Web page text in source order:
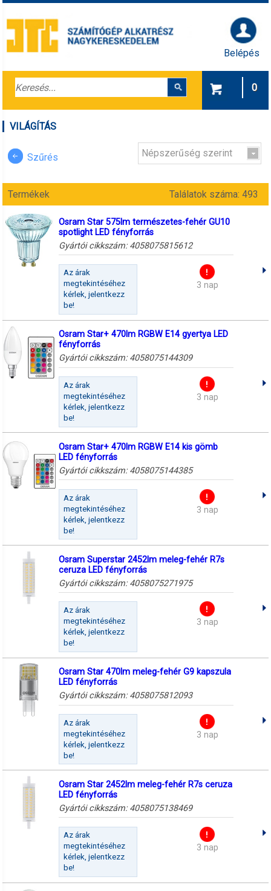
Belépés
0
VILÁGÍTÁS
Szűrés Népszerűség szerint
Termékek Találatok száma: 493
Osram Star 575lm természetes-fehér GU10
spotlight LED fényforrás
Gyártói cikkszám: 4058075815612
Az árak
megtekintéséhez
kérlek, jelentkezz
be!
3 nap
Osram Star+ 470lm RGBW E14 gyertya LED
fényforrás
Gyártói cikkszám: 4058075144309
Az árak
megtekintéséhez
kérlek, jelentkezz
be!
3 nap
Osram Star+ 470lm RGBW E14 kis gömb
LED fényforrás
Gyártói cikkszám: 4058075144385
Az árak
megtekintéséhez
kérlek, jelentkezz
be!
3 nap
Osram Superstar 2452lm meleg-fehér R7s
ceruza LED fényforrás
Gyártói cikkszám: 4058075271975
Az árak
megtekintéséhez
kérlek, jelentkezz
be!
3 nap
Osram Star 470lm meleg-fehér G9 kapszula
LED fényforrás
Gyártói cikkszám: 4058075812093
Az árak
megtekintéséhez
kérlek, jelentkezz
be!
3 nap
Osram Star 2452lm meleg-fehér R7s ceruza
LED fényforrás
Gyártói cikkszám: 4058075138469
Az árak
megtekintéséhez
kérlek, jelentkezz
be!
3 nap